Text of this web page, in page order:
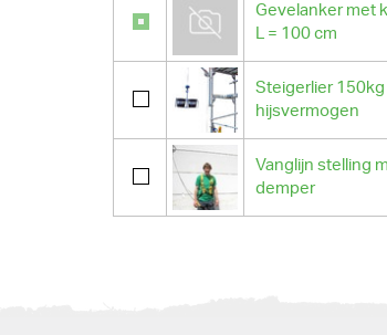
Gevelanker met
L = 100 cm
Steigerlier 150kg
hijsvermogen
Vanglijn stelling
demper